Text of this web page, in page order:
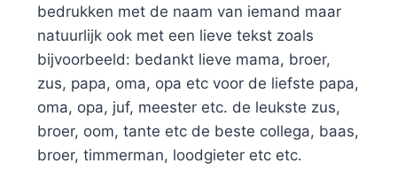
bedrukken met de naam van iemand maar
natuurlijk ook met een lieve tekst zoals
bijvoorbeeld: bedankt lieve mama, broer,
zus, papa, oma, opa etc voor de liefste papa,
oma, opa, juf, meester etc. de leukste zus,
broer, oom, tante etc de beste collega, baas,
broer, timmerman, loodgieter etc etc.